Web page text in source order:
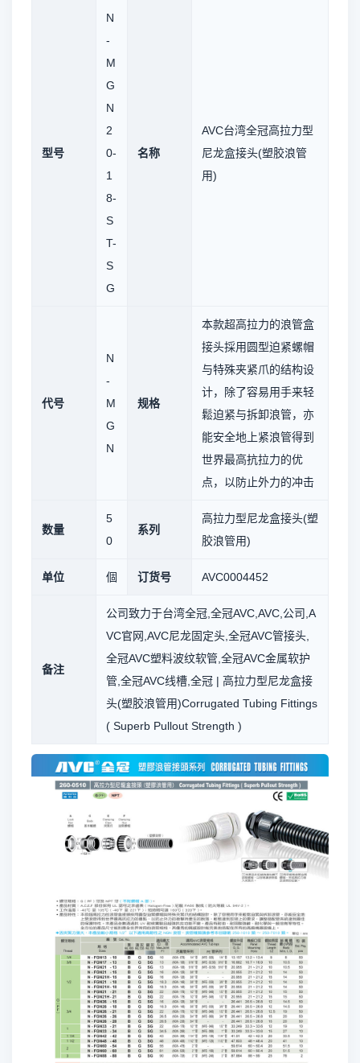
型号
N
-
M
G
N
2
0-
1
8-
S
T-
S
G
名称
AVC台湾全冠高拉力型
尼龙盒接头(塑胶浪管
用)
代号
N
-
M
G
N
规格
本款超高拉力的浪管盒
接头採用圆型迫紧螺帽
与特殊夹紧爪的结构设
计，除了容易用手来轻
鬆迫紧与拆卸浪管，亦
能安全地上紧浪管得到
世界最高抗拉力的优
点，以防止外力的冲击
数量
5
0
系列
高拉力型尼龙盒接头(塑
胶浪管用)
单位 個 订货号 AVC0004452
备注
公司致力于台湾全冠,全冠AVC,AVC,公司,A
VC官网,AVC尼龙固定头,全冠AVC管接头,
全冠AVC塑料波纹软管,全冠AVC金属软护
管,全冠AVC线槽,全冠 | 高拉力型尼龙盒接
头(塑胶浪管用)Corrugated Tubing Fittings
( Superb Pullout Strength )